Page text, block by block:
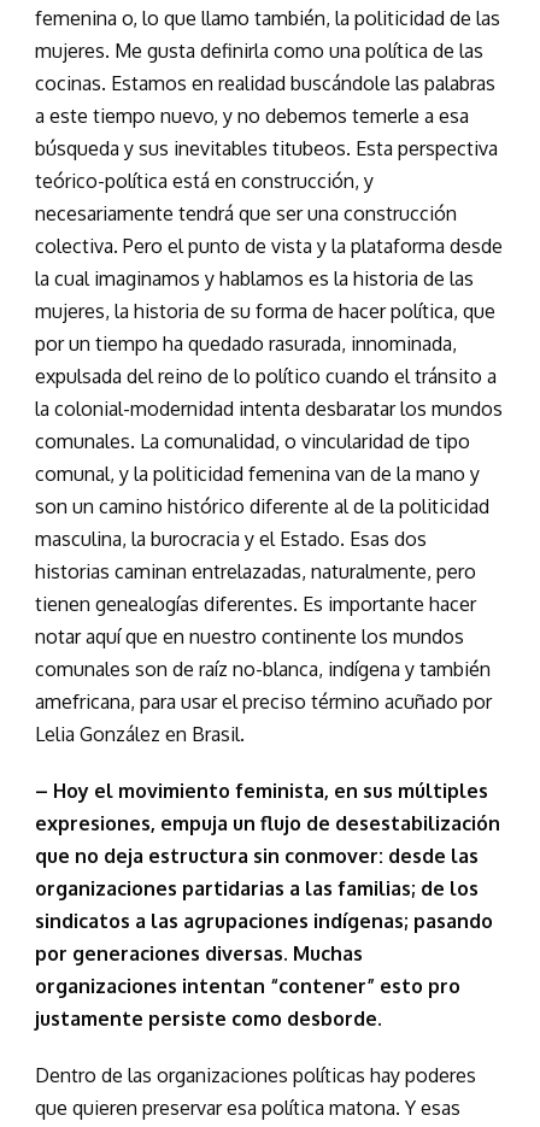
femenina o, lo que llamo también, la politicidad de las
mujeres. Me gusta definirla como una política de las
cocinas. Estamos en realidad buscándole las palabras
a este tiempo nuevo, y no debemos temerle a esa
búsqueda y sus inevitables titubeos. Esta perspectiva
teórico-política está en construcción, y
necesariamente tendrá que ser una construcción
colectiva. Pero el punto de vista y la plataforma desde
la cual imaginamos y hablamos es la historia de las
mujeres, la historia de su forma de hacer política, que
por un tiempo ha quedado rasurada, innominada,
expulsada del reino de lo político cuando el tránsito a
la colonial-modernidad intenta desbaratar los mundos
comunales. La comunalidad, o vincularidad de tipo
comunal, y la politicidad femenina van de la mano y
son un camino histórico diferente al de la politicidad
masculina, la burocracia y el Estado. Esas dos
historias caminan entrelazadas, naturalmente, pero
tienen genealogías diferentes. Es importante hacer
notar aquí que en nuestro continente los mundos
comunales son de raíz no-blanca, indígena y también
amefricana, para usar el preciso término acuñado por
Lelia González en Brasil.
– Hoy el movimiento feminista, en sus múltiples
expresiones, empuja un flujo de desestabilización
que no deja estructura sin conmover: desde las
organizaciones partidarias a las familias; de los
sindicatos a las agrupaciones indígenas; pasando
por generaciones diversas. Muchas
organizaciones intentan “contener” esto pro
justamente persiste como desborde.
Dentro de las organizaciones políticas hay poderes
que quieren preservar esa política matona. Y esas